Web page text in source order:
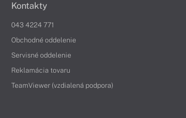
Kontakty
043 4224 771
Obchodné oddelenie
Servisné oddelenie
Reklamácia tovaru
TeamViewer (vzdialená podpora)